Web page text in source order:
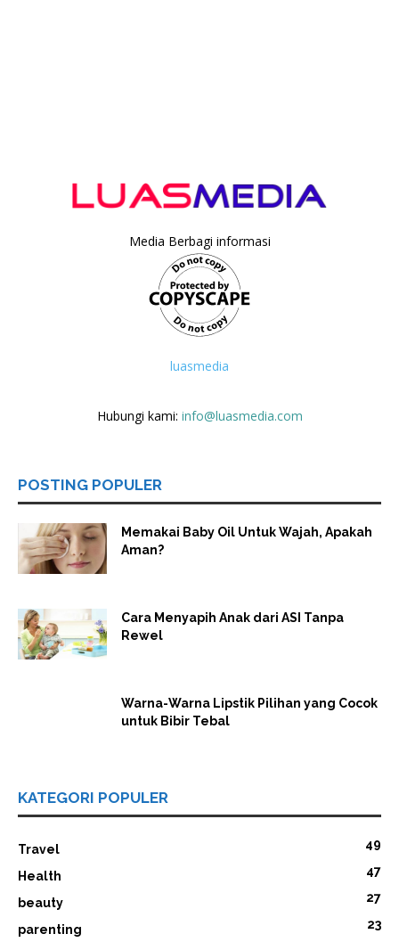
Media Berbagi informasi
luasmedia
Hubungi kami: info@luasmedia.com
POSTING POPULER
Memakai Baby Oil Untuk Wajah, Apakah
Aman?
Cara Menyapih Anak dari ASI Tanpa
Rewel
Warna-Warna Lipstik Pilihan yang Cocok
untuk Bibir Tebal
KATEGORI POPULER
Travel 49
Health 47
beauty 27
parenting 23